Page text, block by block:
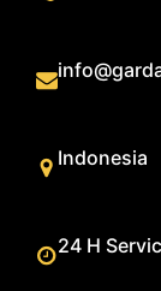
Indonesia
24 H